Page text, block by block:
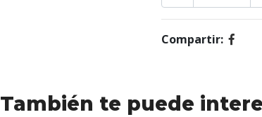
Compartir:
También te puede